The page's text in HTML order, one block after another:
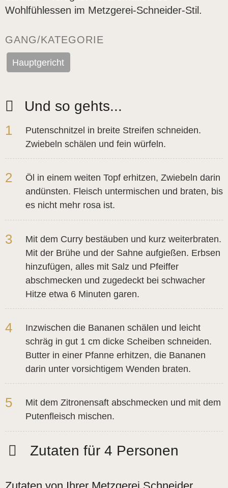
Wohlfühlessen im Metzgerei-Schneider-Stil.
GANG/KATEGORIE
Hauptgericht
Zutaten für 4 Personen
Und so gehts...
1
Putenschnitzel in breite Streifen schneiden.
Zwiebeln schälen und fein würfeln.
2
Öl in einem weiten Topf erhitzen, Zwiebeln darin
andünsten. Fleisch untermischen und braten, bis
es nicht mehr rosa ist.
3
Mit dem Curry bestäuben und kurz weiterbraten.
Mit der Brühe und der Sahne aufgießen. Erbsen
hinzufügen, alles mit Salz und Pfeiffer
abschmecken und zugedeckt bei schwacher
Hitze etwa 6 Minuten garen.
4
Inzwischen die Bananen schälen und leicht
schräg in gut 1 cm dicke Scheiben schneiden.
Butter in einer Pfanne erhitzen, die Bananen
darin unter vorsichtigem Wenden braten.
5
Mit dem Zitronensaft abschmecken und mit dem
Putenfleisch mischen.